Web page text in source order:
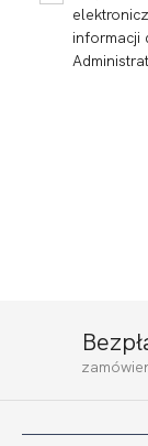
LOLI POP
informacji